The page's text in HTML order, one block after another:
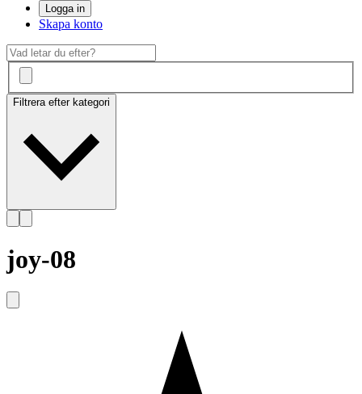
Logga in
Skapa konto
Filtrera efter kategori
joy-08